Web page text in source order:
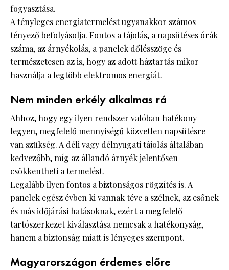
fogyasztása.
A tényleges energiatermelést ugyanakkor számos
tényező befolyásolja. Fontos a tájolás, a napsütéses órák
száma, az árnyékolás, a panelek dőlésszöge és
természetesen az is, hogy az adott háztartás mikor
használja a legtöbb elektromos energiát.
Nem minden erkély alkalmas rá
Ahhoz, hogy egy ilyen rendszer valóban hatékony
legyen, megfelelő mennyiségű közvetlen napsütésre
van szükség. A déli vagy délnyugati tájolás általában
kedvezőbb, míg az állandó árnyék jelentősen
csökkentheti a termelést.
Legalább ilyen fontos a biztonságos rögzítés is. A
panelek egész évben ki vannak téve a szélnek, az esőnek
és más időjárási hatásoknak, ezért a megfelelő
tartószerkezet kiválasztása nemcsak a hatékonyság,
hanem a biztonság miatt is lényeges szempont.
Magyarországon érdemes előre